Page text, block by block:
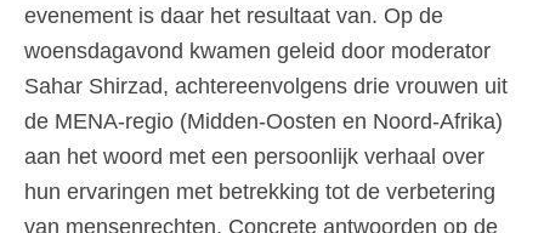
evenement is daar het resultaat van. Op de
woensdagavond kwamen geleid door moderator
Sahar Shirzad, achtereenvolgens drie vrouwen uit
de MENA-regio (Midden-Oosten en Noord-Afrika)
aan het woord met een persoonlijk verhaal over
hun ervaringen met betrekking tot de verbetering
van mensenrechten. Concrete antwoorden op de